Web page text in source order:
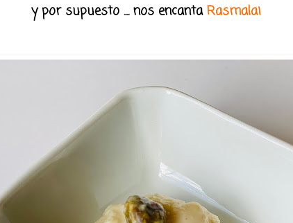
y por supuesto .... nos encantaRasmalai